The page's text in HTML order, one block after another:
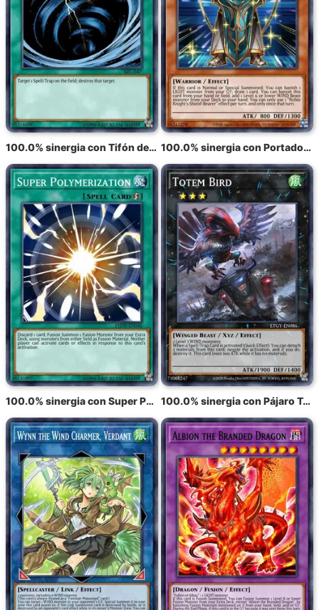
100.0% sinergia con Tifón del Espacio Místico 100.0% sinergia con Portador de Escudo de Noble Caballero
100.0% sinergia con Super Polimerización 100.0% sinergia con Pájaro Tótem